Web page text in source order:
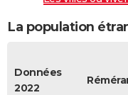
La population
Données
2022